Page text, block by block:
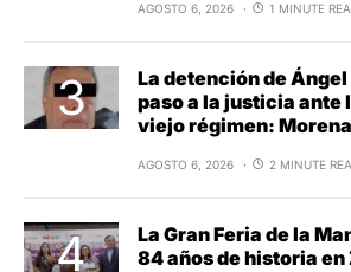
AGOSTO 6, 2026 1 MINUTE
La detención de
paso a la justicia ante
viejo régimen: Morena
AGOSTO 6, 2026 2 MINUTE
La Gran Feria de la
84 años de historia